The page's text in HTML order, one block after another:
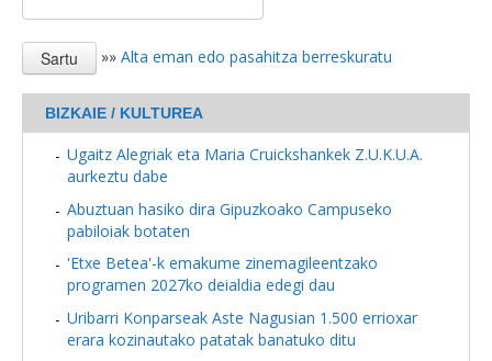
»» Alta eman edo pasahitza berreskuratu
BIZKAIE / KULTUREA
Ugaitz Alegriak eta Maria Cruickshankek Z.U.K.U.A.
aurkeztu dabe
Abuztuan hasiko dira Gipuzkoako Campuseko
pabiloiak botaten
'Etxe Betea'-k emakume zinemagileentzako
programen 2027ko deialdia edegi dau
Uribarri Konparseak Aste Nagusian 1.500 errioxar
erara kozinautako patatak banatuko ditu